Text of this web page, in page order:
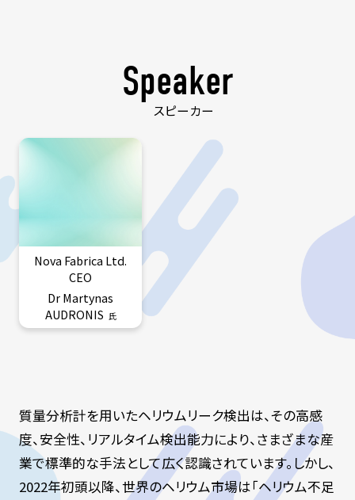
Speaker
スピーカー
Nova Fabrica Ltd.
CEO
Dr Martynas
AUDRONIS 氏
質量分析計を用いたヘリウムリーク検出は、その高感
度、安全性、リアルタイム検出能力により、さまざまな産
業で標準的な手法として広く認識されています。しかし、
2022年初頭以降、世界のヘリウム市場は「ヘリウム不足